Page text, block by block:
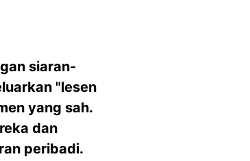
siaran-
"lesen
yang sah.
dan
peribadi.